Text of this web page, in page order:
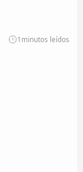
1 minutos leídos